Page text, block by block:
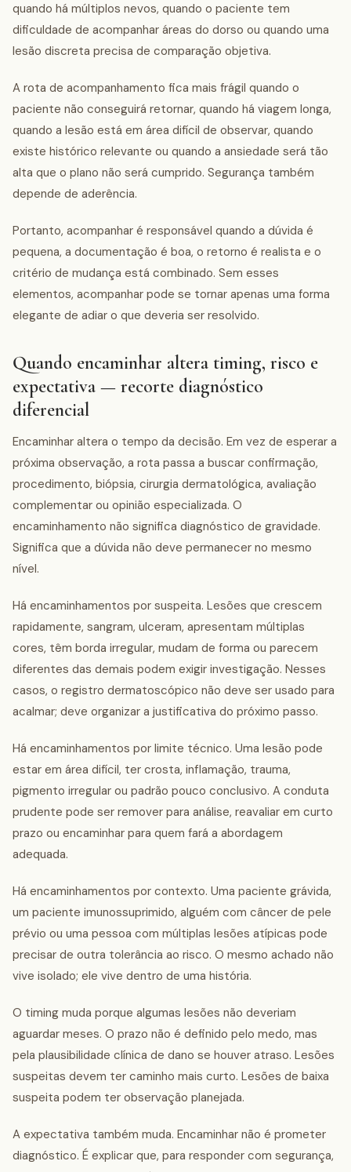
quando há múltiplos nevos, quando o paciente tem
dificuldade de acompanhar áreas do dorso ou quando uma
lesão discreta precisa de comparação objetiva.
A rota de acompanhamento fica mais frágil quando o
paciente não conseguirá retornar, quando há viagem longa,
quando a lesão está em área difícil de observar, quando
existe histórico relevante ou quando a ansiedade será tão
alta que o plano não será cumprido. Segurança também
depende de aderência.
Portanto, acompanhar é responsável quando a dúvida é
pequena, a documentação é boa, o retorno é realista e o
critério de mudança está combinado. Sem esses
elementos, acompanhar pode se tornar apenas uma forma
elegante de adiar o que deveria ser resolvido.
Quando encaminhar altera timing, risco e
expectativa — recorte diagnóstico
diferencial
Encaminhar altera o tempo da decisão. Em vez de esperar a
próxima observação, a rota passa a buscar confirmação,
procedimento, biópsia, cirurgia dermatológica, avaliação
complementar ou opinião especializada. O
encaminhamento não significa diagnóstico de gravidade.
Significa que a dúvida não deve permanecer no mesmo
nível.
Há encaminhamentos por suspeita. Lesões que crescem
rapidamente, sangram, ulceram, apresentam múltiplas
cores, têm borda irregular, mudam de forma ou parecem
diferentes das demais podem exigir investigação. Nesses
casos, o registro dermatoscópico não deve ser usado para
acalmar; deve organizar a justificativa do próximo passo.
Há encaminhamentos por limite técnico. Uma lesão pode
estar em área difícil, ter crosta, inflamação, trauma,
pigmento irregular ou padrão pouco conclusivo. A conduta
prudente pode ser remover para análise, reavaliar em curto
prazo ou encaminhar para quem fará a abordagem
adequada.
Há encaminhamentos por contexto. Uma paciente grávida,
um paciente imunossuprimido, alguém com câncer de pele
prévio ou uma pessoa com múltiplas lesões atípicas pode
precisar de outra tolerância ao risco. O mesmo achado não
vive isolado; ele vive dentro de uma história.
O timing muda porque algumas lesões não deveriam
aguardar meses. O prazo não é definido pelo medo, mas
pela plausibilidade clínica de dano se houver atraso. Lesões
suspeitas devem ter caminho mais curto. Lesões de baixa
suspeita podem ter observação planejada.
A expectativa também muda. Encaminhar não é prometer
diagnóstico. É explicar que, para responder com segurança,